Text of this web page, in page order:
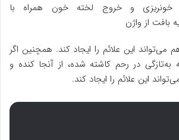
خونریزی و خروج لخته خون همراه با
از واژن
این علائم را ایجاد کند. همچنین اگر
در رحم کاشته شده، از آنجا کنده و
این علائم را ایجاد کند.